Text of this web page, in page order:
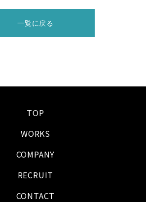
一覧に戻る
TOP
WORKS
COMPANY
RECRUIT
CONTACT